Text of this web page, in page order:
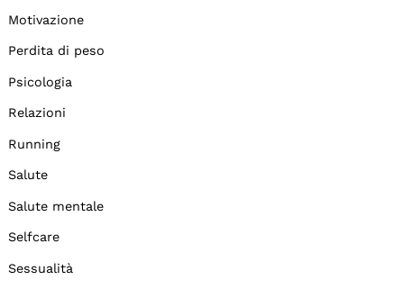
Motivazione
Perdita di peso
Psicologia
Relazioni
Running
Salute
Salute mentale
Selfcare
Sessualità